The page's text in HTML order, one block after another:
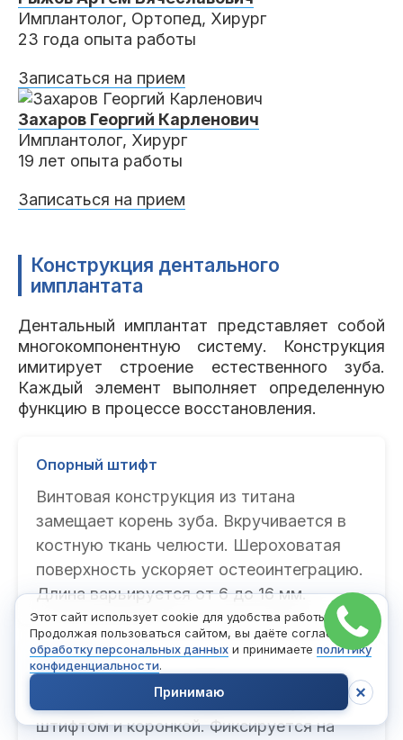
Имплантолог, Ортопед, Хирург
23 года опыта работы
Записаться на прием
Захаров Георгий Карленович
Имплантолог, Хирург
19 лет опыта работы
Записаться на прием
Конструкция дентального
имплантата
Дентальный имплантат представляет собой
многокомпонентную систему. Конструкция
имитирует строение естественного зуба.
Каждый элемент выполняет определенную
функцию в процессе восстановления.
Опорный штифт
Винтовая конструкция из титана
замещает корень зуба. Вкручивается в
костную ткань челюсти. Шероховатая
поверхность ускоряет остеоинтеграцию.
Длина варьируется от 6 до 16 мм.
Абатмент
Соединительный элемент между
штифтом и коронкой. Фиксируется на
Этот сайт использует cookie для удобства работы.
Продолжая пользоваться сайтом, вы даёте согласие на
обработку персональных данных и принимаете политику
конфиденциальности.
Принимаю